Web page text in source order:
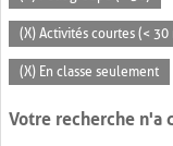
(X) Activités courtes (< 30
(X) En classe seulement
Votre recherche n'a